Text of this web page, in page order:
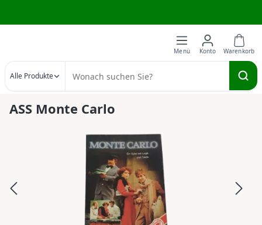
Alle Produkte
ASS Monte Carlo